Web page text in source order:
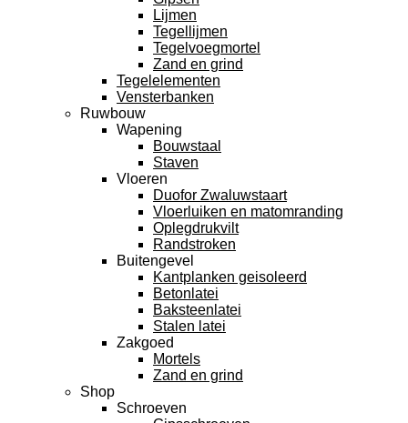
Lijmen
Tegellijmen
Tegelvoegmortel
Zand en grind
Tegelelementen
Vensterbanken
Ruwbouw
Wapening
Bouwstaal
Staven
Vloeren
Duofor Zwaluwstaart
Vloerluiken en matomranding
Oplegdrukvilt
Randstroken
Buitengevel
Kantplanken geisoleerd
Betonlatei
Baksteenlatei
Stalen latei
Zakgoed
Mortels
Zand en grind
Shop
Schroeven